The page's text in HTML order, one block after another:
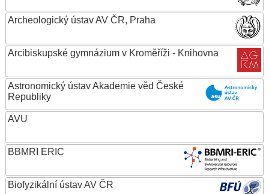
Archeologický ústav AV ČR, Praha
Arcibiskupské gymnázium v Kroměříži - Knihovna
Astronomický ústav Akademie věd České
Republiky
AVU
BBMRI ERIC
Biofyzikální ústav AV ČR